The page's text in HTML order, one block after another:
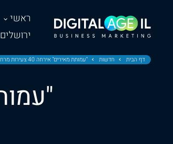
ראשי
ירושלים
דף הבית חדשות "עמותת מאירים" אירחה 40 צעירות מרחבי העולם לשבוע התנדבות בנגב